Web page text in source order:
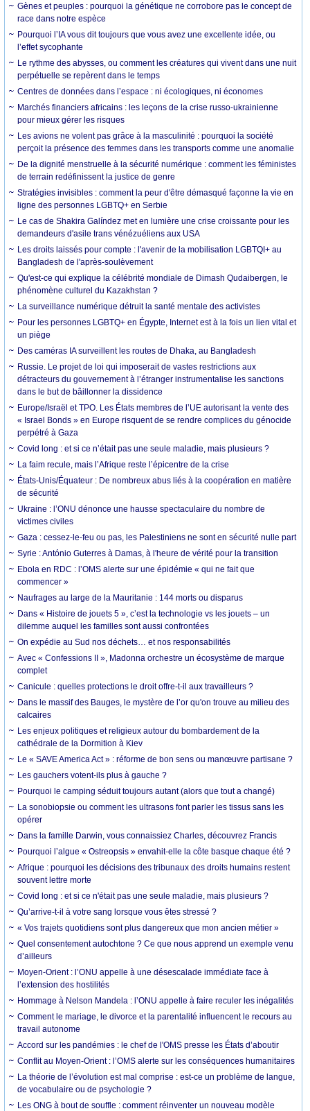
Gènes et peuples : pourquoi la génétique ne corrobore pas le concept de
race dans notre espèce
Pourquoi l’IA vous dit toujours que vous avez une excellente idée, ou
l’effet sycophante
Le rythme des abysses, ou comment les créatures qui vivent dans une nuit
perpétuelle se repèrent dans le temps
Centres de données dans l’espace : ni écologiques, ni économes
Marchés financiers africains : les leçons de la crise russo-ukrainienne
pour mieux gérer les risques
Les avions ne volent pas grâce à la masculinité : pourquoi la société
perçoit la présence des femmes dans les transports comme une anomalie
De la dignité menstruelle à la sécurité numérique : comment les féministes
de terrain redéfinissent la justice de genre
Stratégies invisibles : comment la peur d'être démasqué façonne la vie en
ligne des personnes LGBTQ+ en Serbie
Le cas de Shakira Galíndez met en lumière une crise croissante pour les
demandeurs d'asile trans vénézuéliens aux USA
Les droits laissés pour compte : l'avenir de la mobilisation LGBTQI+ au
Bangladesh de l'après-soulèvement
Qu'est-ce qui explique la célébrité mondiale de Dimash Qudaibergen, le
phénomène culturel du Kazakhstan ?
La surveillance numérique détruit la santé mentale des activistes
Pour les personnes LGBTQ+ en Égypte, Internet est à la fois un lien vital et
un piège
Des caméras IA surveillent les routes de Dhaka, au Bangladesh
Russie. Le projet de loi qui imposerait de vastes restrictions aux
détracteurs du gouvernement à l’étranger instrumentalise les sanctions
dans le but de bâillonner la dissidence
Europe/Israël et TPO. Les États membres de l’UE autorisant la vente des
« Israel Bonds » en Europe risquent de se rendre complices du génocide
perpétré à Gaza
Covid long : et si ce n’était pas une seule maladie, mais plusieurs ?
La faim recule, mais l’Afrique reste l’épicentre de la crise
États-Unis/Équateur : De nombreux abus liés à la coopération en matière
de sécurité
Ukraine : l’ONU dénonce une hausse spectaculaire du nombre de
victimes civiles
Gaza : cessez-le-feu ou pas, les Palestiniens ne sont en sécurité nulle part
Syrie : António Guterres à Damas, à l'heure de vérité pour la transition
Ebola en RDC : l’OMS alerte sur une épidémie « qui ne fait que
commencer »
Naufrages au large de la Mauritanie : 144 morts ou disparus
Dans « Histoire de jouets 5 », c’est la technologie vs les jouets – un
dilemme auquel les familles sont aussi confrontées
On expédie au Sud nos déchets… et nos responsabilités
Avec « Confessions II », Madonna orchestre un écosystème de marque
complet
Canicule : quelles protections le droit offre-t-il aux travailleurs ?
Dans le massif des Bauges, le mystère de l’or qu'on trouve au milieu des
calcaires
Les enjeux politiques et religieux autour du bombardement de la
cathédrale de la Dormition à Kiev
Le « SAVE America Act » : réforme de bon sens ou manœuvre partisane ?
Les gauchers votent-ils plus à gauche ?
Pourquoi le camping séduit toujours autant (alors que tout a changé)
La sonobiopsie ou comment les ultrasons font parler les tissus sans les
opérer
Dans la famille Darwin, vous connaissiez Charles, découvrez Francis
Pourquoi l’algue « Ostreopsis » envahit-elle la côte basque chaque été ?
Afrique : pourquoi les décisions des tribunaux des droits humains restent
souvent lettre morte
Covid long : et si ce n'était pas une seule maladie, mais plusieurs ?
Qu’arrive-t-il à votre sang lorsque vous êtes stressé ?
« Vos trajets quotidiens sont plus dangereux que mon ancien métier »
Quel consentement autochtone ? Ce que nous apprend un exemple venu
d’ailleurs
Moyen-Orient : l’ONU appelle à une désescalade immédiate face à
l’extension des hostilités
Hommage à Nelson Mandela : l’ONU appelle à faire reculer les inégalités
Comment le mariage, le divorce et la parentalité influencent le recours au
travail autonome
Accord sur les pandémies : le chef de l'OMS presse les États d’aboutir
Conflit au Moyen-Orient : l’OMS alerte sur les conséquences humanitaires
La théorie de l’évolution est mal comprise : est-ce un problème de langue,
de vocabulaire ou de psychologie ?
Les ONG à bout de souffle : comment réinventer un nouveau modèle